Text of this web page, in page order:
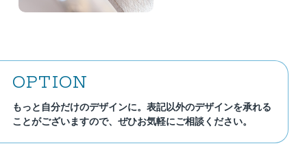
OPTION
もっと自分だけのデザインに。表記以外のデザインを承れる
ことがございますので、ぜひお気軽にご相談ください。